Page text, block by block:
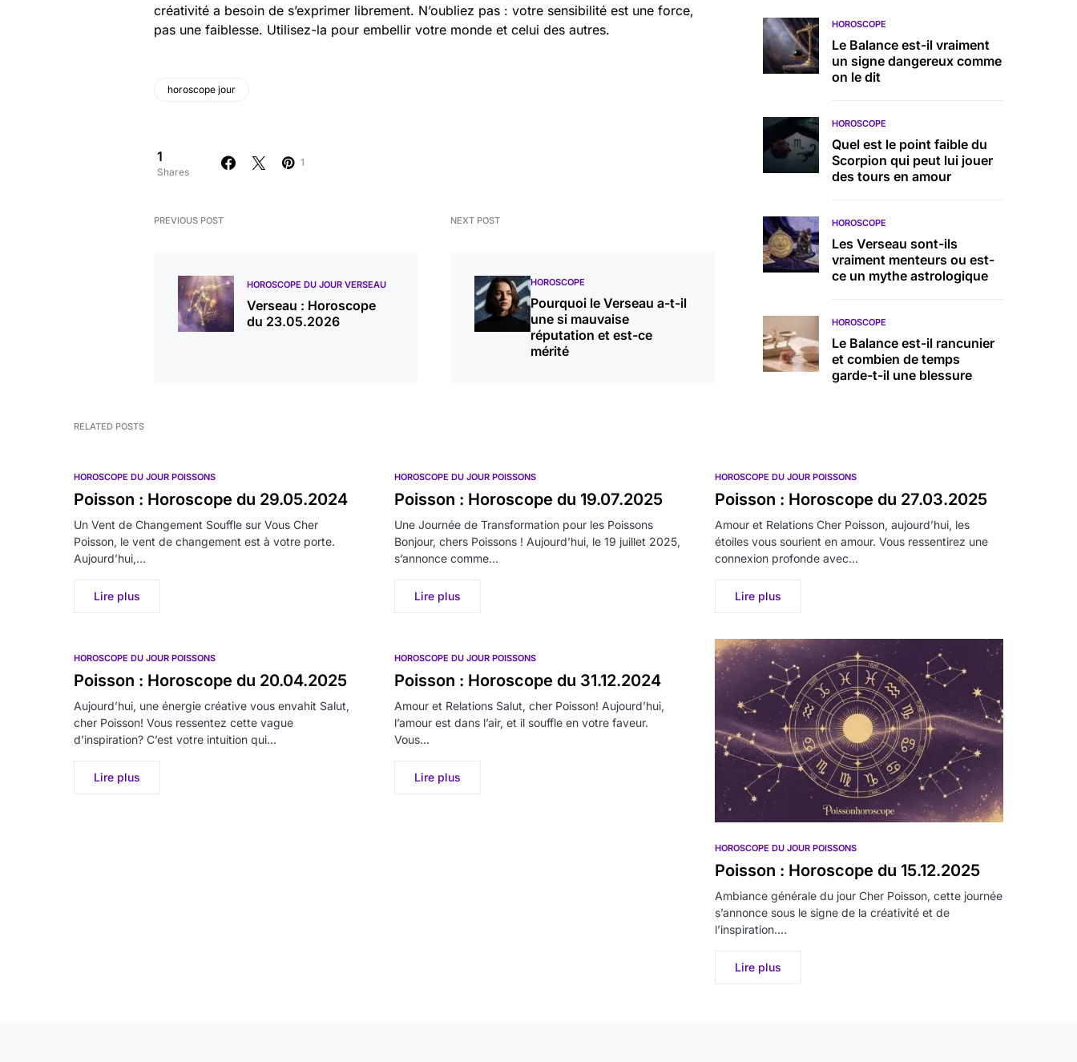
créativité a besoin de s’exprimer librement. N’oubliez pas : votre sensibilité est une force,
pas une faiblesse. Utilisez-la pour embellir votre monde et celui des autres.
horoscope jour
1
Shares
1
PREVIOUS POST
HOROSCOPE DU JOUR VERSEAU
Verseau : Horoscope
du 23.05.2026
NEXT POST
HOROSCOPE
Pourquoi le Verseau a-t-il
une si mauvaise
réputation et est-ce
mérité
HOROSCOPE
Le Balance est-il vraiment
un signe dangereux comme
on le dit
HOROSCOPE
Quel est le point faible du
Scorpion qui peut lui jouer
des tours en amour
HOROSCOPE
Les Verseau sont-ils
vraiment menteurs ou est-
ce un mythe astrologique
HOROSCOPE
Le Balance est-il rancunier
et combien de temps
garde-t-il une blessure
RELATED POSTS
HOROSCOPE DU JOUR POISSONS
Poisson : Horoscope du 29.05.2024
Un Vent de Changement Souffle sur Vous Cher
Poisson, le vent de changement est à votre porte.
Aujourd’hui,…
Lire plus
HOROSCOPE DU JOUR POISSONS
Poisson : Horoscope du 19.07.2025
Une Journée de Transformation pour les Poissons
Bonjour, chers Poissons ! Aujourd’hui, le 19 juillet 2025,
s’annonce comme…
Lire plus
HOROSCOPE DU JOUR POISSONS
Poisson : Horoscope du 27.03.2025
Amour et Relations Cher Poisson, aujourd’hui, les
étoiles vous sourient en amour. Vous ressentirez une
connexion profonde avec…
Lire plus
HOROSCOPE DU JOUR POISSONS
Poisson : Horoscope du 20.04.2025
Aujourd’hui, une énergie créative vous envahit Salut,
cher Poisson! Vous ressentez cette vague
d’inspiration? C’est votre intuition qui…
Lire plus
HOROSCOPE DU JOUR POISSONS
Poisson : Horoscope du 31.12.2024
Amour et Relations Salut, cher Poisson! Aujourd’hui,
l’amour est dans l’air, et il souffle en votre faveur.
Vous…
Lire plus
HOROSCOPE DU JOUR POISSONS
Poisson : Horoscope du 15.12.2025
Ambiance générale du jour Cher Poisson, cette journée
s’annonce sous le signe de la créativité et de
l’inspiration.…
Lire plus